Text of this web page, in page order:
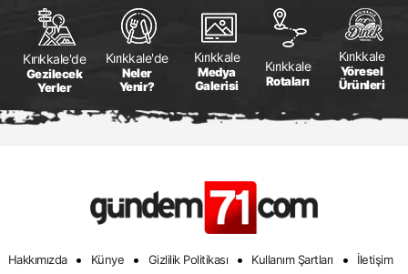
Kırıkkale'de
Gezilecek
Yerler
Kırıkkale'de
Neler
Yenir?
Kırıkkale
Medya
Galerisi
Kırıkkale
Rotaları
Kırıkkale
Yöresel
Ürünleri
Hakkımızda • Künye • Gizlilik Politikası • Kullanım Şartları • İletişim